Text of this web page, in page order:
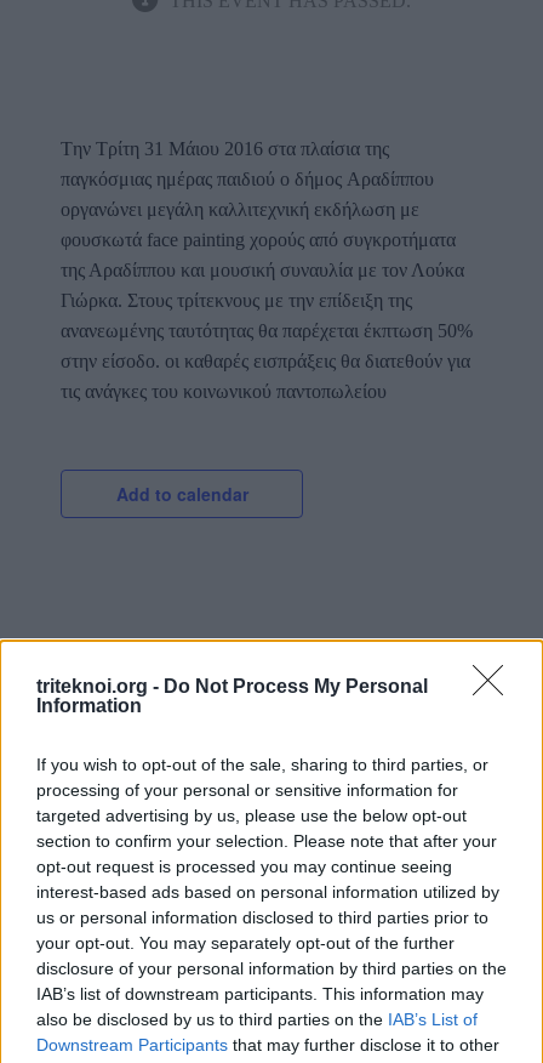
triteknoi.org - Do Not Process My Personal
Information
If you wish to opt-out of the sale, sharing to third parties, or
processing of your personal or sensitive information for
targeted advertising by us, please use the below opt-out
section to confirm your selection. Please note that after your
opt-out request is processed you may continue seeing
interest-based ads based on personal information utilized by
us or personal information disclosed to third parties prior to
your opt-out. You may separately opt-out of the further
disclosure of your personal information by third parties on the
IAB’s list of downstream participants. This information may
also be disclosed by us to third parties on the IAB’s List of
Downstream Participants that may further disclose it to other
Tην Τρίτη 31 Μάιου 2016 στα πλαίσια της
παγκόσμιας ημέρας παιδιού ο δήμος Aραδίππου
οργανώνει μεγάλη καλλιτεχνική εκδήλωση με
φουσκωτά face painting χορούς από συγκροτήματα
της Αραδίππου και μουσική συναυλία με τον Λούκα
Γιώρκα. Στους τρίτεκνους με την επίδειξη της
ανανεωμένης ταυτότητας θα παρέχεται έκπτωση 50%
στην είσοδο. οι καθαρές εισπράξεις θα διατεθούν για
τις ανάγκες του κοινωνικού παντοπωλείου
Add to calendar
FacebookTwitterLinkedInPinterest
DETAILS
Date:27 Μαΐου 2016
Time:
18:30